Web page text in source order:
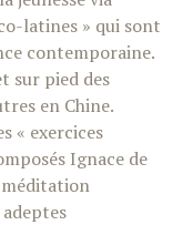
latines » qui sont
contemporaine.
sur pied des
en Chine.
« exercices
Ignace de